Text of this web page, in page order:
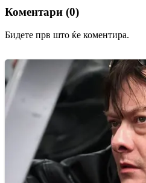
Коментари (0)
Бидете прв што ќе коментира.